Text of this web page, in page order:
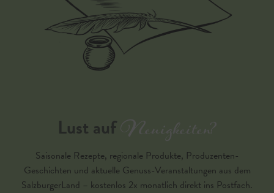
Lust aufNeuigkeiten?
Saisonale Rezepte, regionale Produkte, Produzenten-
Geschichten und aktuelle Genuss-Veranstaltungen aus dem
SalzburgerLand – kostenlos 2x monatlich direkt ins Postfach.